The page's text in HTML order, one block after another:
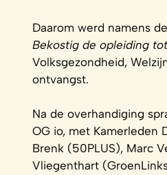
Daarom werd namens
Bekostig de opleiding
Volksgezondheid,
ontvangst.
Na de overhandiging
OG io, met Kamerleden
Brenk (50PLUS), Marc
Vliegenthart